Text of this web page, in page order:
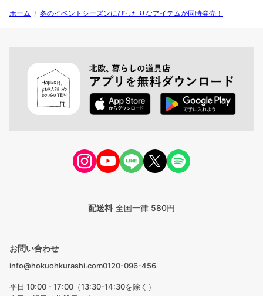
ホーム / 冬のイベントシーズンにぴったりなアイテムが同時発売！
配送料 全国一律 580円
お問い合わせ
info@hokuohkurashi.com0120-096-456
平日 10:00 - 17:00（13:30-14:30を除く）